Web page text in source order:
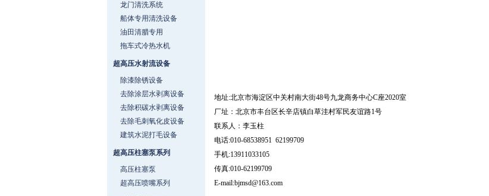
龙门清洗系统
船体专用清洗设备
油田清腊专用
拖车式冷热水机
超高压水射流设备
除漆除锈设备
去除涂层水剥离设备
去除积碳水剥离设备
去除毛刺氧化皮设备
建筑水泥打毛设备
超高压柱塞泵系列
高压柱塞泵
超高压喷嘴系列
地址:北京市海淀区中关村南大街48号九龙商务中心C座2020室
厂址：北京市丰台区长辛店镇白草洼村军民友谊路1号
联系人：李玉柱
电话:010-68538951 62199709
手机:13911033105
传真:010-62199709
E-mail:bjmsd@163.com